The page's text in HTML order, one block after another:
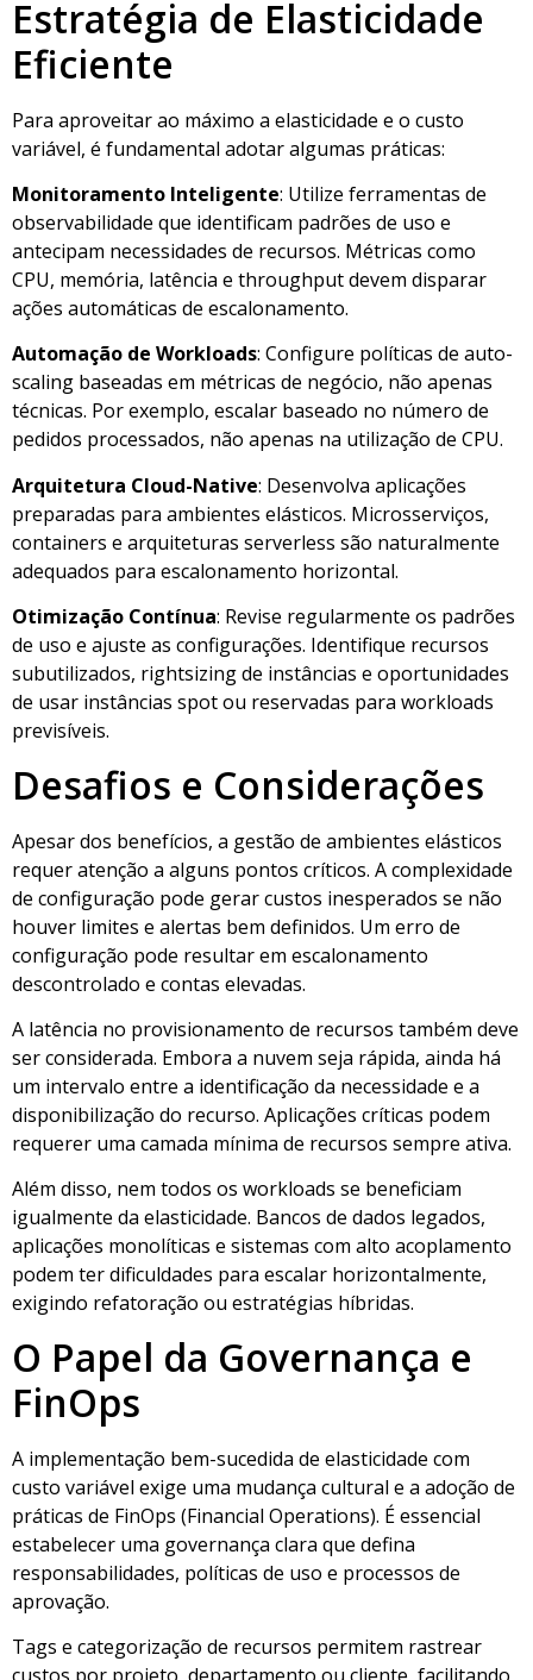
Estratégia de Elasticidade
Eficiente
Para aproveitar ao máximo a elasticidade e o custo
variável, é fundamental adotar algumas práticas:
Monitoramento Inteligente: Utilize ferramentas de
observabilidade que identificam padrões de uso e
antecipam necessidades de recursos. Métricas como
CPU, memória, latência e throughput devem disparar
ações automáticas de escalonamento.
Automação de Workloads: Configure políticas de auto-
scaling baseadas em métricas de negócio, não apenas
técnicas. Por exemplo, escalar baseado no número de
pedidos processados, não apenas na utilização de CPU.
Arquitetura Cloud-Native: Desenvolva aplicações
preparadas para ambientes elásticos. Microsserviços,
containers e arquiteturas serverless são naturalmente
adequados para escalonamento horizontal.
Otimização Contínua: Revise regularmente os padrões
de uso e ajuste as configurações. Identifique recursos
subutilizados, rightsizing de instâncias e oportunidades
de usar instâncias spot ou reservadas para workloads
previsíveis.
Desafios e Considerações
Apesar dos benefícios, a gestão de ambientes elásticos
requer atenção a alguns pontos críticos. A complexidade
de configuração pode gerar custos inesperados se não
houver limites e alertas bem definidos. Um erro de
configuração pode resultar em escalonamento
descontrolado e contas elevadas.
A latência no provisionamento de recursos também deve
ser considerada. Embora a nuvem seja rápida, ainda há
um intervalo entre a identificação da necessidade e a
disponibilização do recurso. Aplicações críticas podem
requerer uma camada mínima de recursos sempre ativa.
Além disso, nem todos os workloads se beneficiam
igualmente da elasticidade. Bancos de dados legados,
aplicações monolíticas e sistemas com alto acoplamento
podem ter dificuldades para escalar horizontalmente,
exigindo refatoração ou estratégias híbridas.
O Papel da Governança e
FinOps
A implementação bem-sucedida de elasticidade com
custo variável exige uma mudança cultural e a adoção de
práticas de FinOps (Financial Operations). É essencial
estabelecer uma governança clara que defina
responsabilidades, políticas de uso e processos de
aprovação.
Tags e categorização de recursos permitem rastrear